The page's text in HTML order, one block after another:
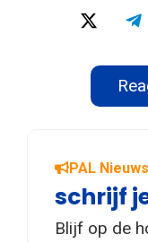
PAL
schrijf
Blijf op de